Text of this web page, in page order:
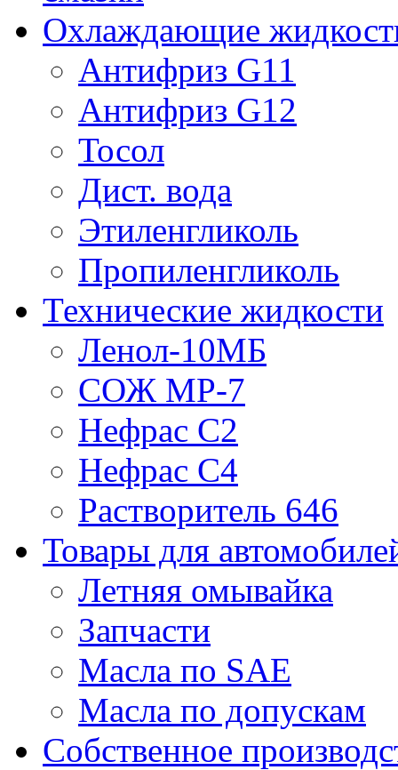
Охлаждающие
Антифриз G11
Антифриз G12
Тосол
Дист. вода
Этиленгликоль
Пропиленгликоль
Технические жидкости
Ленол-10МБ
СОЖ МР-7
Нефрас С2
Нефрас С4
Растворитель 646
Товары для
Летняя омывайка
Запчасти
Масла по SAE
Масла по допускам
Собственное